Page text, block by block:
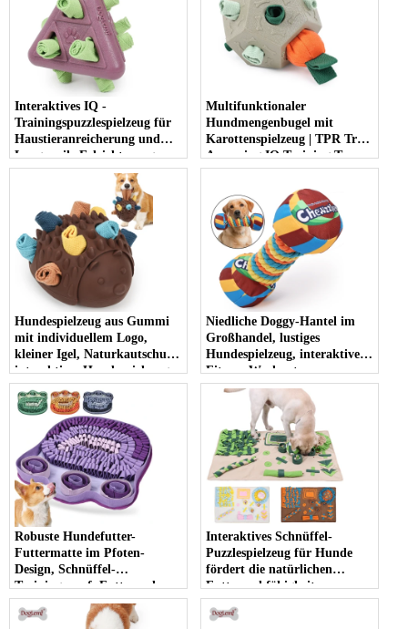
Interaktives IQ -
Trainingspuzzlespielzeug für
Haustieranreicherung und
Langeweile Erleichterung
Multifunktionaler
Hundmengenbugel mit
Karottenspielzeug | TPR Treat
Aspensing IQ Training Toy
Hundespielzeug aus Gummi
mit individuellem Logo,
kleiner Igel, Naturkautschuk,
interaktives Hundespielzeug,
Kauspielzeug für Hunde
Niedliche Doggy-Hantel im
Großhandel, lustiges
Hundespielzeug, interaktives
Fitness-Workout,
ausgefallenes Kauspielzeug
für Hunde, Hantel
Robuste Hundefutter-
Futtermatte im Pfoten-
Design, Schnüffel-
Trainingsnapf, Futtersuche-
Futtermatte für Haustiere
Interaktives Schnüffel-
Puzzlespielzeug für Hunde
fördert die natürlichen
Futtersuchfähigkeiten.
Geruchstraining für große
Hunderassen. Futtermatte